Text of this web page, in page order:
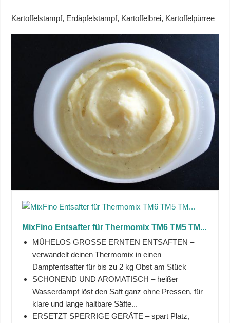
Kartoffelstampf, Erdäpfelstampf, Kartoffelbrei, Kartoffelpürree
MixFino Entsafter für Thermomix TM6 TM5 TM...
MÜHELOS GROSSE ERNTEN ENTSAFTEN –
verwandelt deinen Thermomix in einen
Dampfentsafter für bis zu 2 kg Obst am Stück
SCHONEND UND AROMATISCH – heißer
Wasserdampf löst den Saft ganz ohne Pressen, für
klare und lange haltbare Säfte...
ERSETZT SPERRIGE GERÄTE – spart Platz,